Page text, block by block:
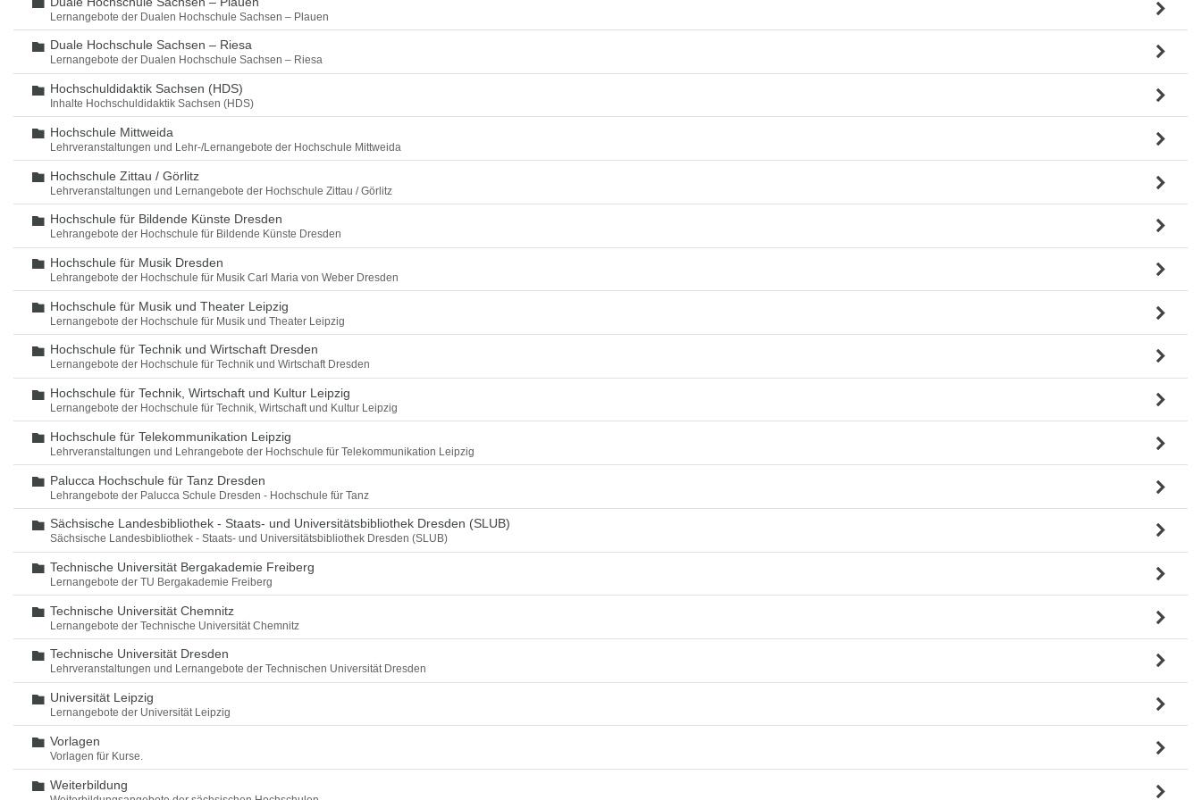
Lernangebote der Dualen Hochschule Sachsen – Plauen
Ordner
Duale Hochschule Sachsen – Riesa
Lernangebote der Dualen Hochschule Sachsen – Riesa
Ordner
Hochschuldidaktik Sachsen (HDS)
Inhalte Hochschuldidaktik Sachsen (HDS)
Ordner
Hochschule Mittweida
Lehrveranstaltungen und Lehr-/Lernangebote der Hochschule Mittweida
Ordner
Hochschule Zittau / Görlitz
Lehrveranstaltungen und Lernangebote der Hochschule Zittau / Görlitz
Ordner
Hochschule für Bildende Künste Dresden
Lehrangebote der Hochschule für Bildende Künste Dresden
Ordner
Hochschule für Musik Dresden
Lehrangebote der Hochschule für Musik Carl Maria von Weber Dresden
Ordner
Hochschule für Musik und Theater Leipzig
Lernangebote der Hochschule für Musik und Theater Leipzig
Ordner
Hochschule für Technik und Wirtschaft Dresden
Lernangebote der Hochschule für Technik und Wirtschaft Dresden
Ordner
Hochschule für Technik, Wirtschaft und Kultur Leipzig
Lernangebote der Hochschule für Technik, Wirtschaft und Kultur Leipzig
Ordner
Hochschule für Telekommunikation Leipzig
Lehrveranstaltungen und Lehrangebote der Hochschule für Telekommunikation Leipzig
Ordner
Palucca Hochschule für Tanz Dresden
Lehrangebote der Palucca Schule Dresden - Hochschule für Tanz
Ordner
Sächsische Landesbibliothek - Staats- und Universitätsbibliothek Dresden (SLUB)
Sächsische Landesbibliothek - Staats- und Universitätsbibliothek Dresden (SLUB)
Ordner
Technische Universität Bergakademie Freiberg
Lernangebote der TU Bergakademie Freiberg
Ordner
Technische Universität Chemnitz
Lernangebote der Technische Universität Chemnitz
Ordner
Technische Universität Dresden
Lehrveranstaltungen und Lernangebote der Technischen Universität Dresden
Ordner
Universität Leipzig
Lernangebote der Universität Leipzig
Ordner
Vorlagen
Vorlagen für Kurse.
Ordner
Weiterbildung